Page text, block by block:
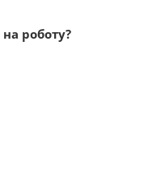
роботу?